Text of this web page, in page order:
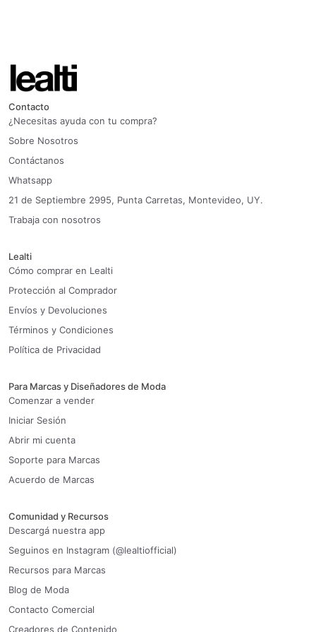
Contacto
¿Necesitas ayuda con tu compra?
Sobre Nosotros
Contáctanos
Whatsapp
21 de Septiembre 2995, Punta Carretas, Montevideo, UY.
Trabaja con nosotros
Lealti
Cómo comprar en Lealti
Protección al Comprador
Envíos y Devoluciones
Términos y Condiciones
Política de Privacidad
Para Marcas y Diseñadores de Moda
Comenzar a vender
Iniciar Sesión
Abrir mi cuenta
Soporte para Marcas
Acuerdo de Marcas
Comunidad y Recursos
Descargá nuestra app
Seguinos en Instagram (@lealtiofficial)
Recursos para Marcas
Blog de Moda
Contacto Comercial
Creadores de Contenido